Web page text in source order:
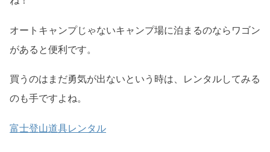
オートキャンプじゃないキャンプ場に泊まるのならワゴン
があると便利です。
買うのはまだ勇気が出ないという時は、レンタルしてみる
のも手ですよね。
富士登山道具レンタル